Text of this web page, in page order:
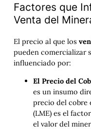
Factores que
Venta del
El precio al que los
pueden comercializar
influenciado por:
El Precio del
es un insumo
precio del cobre
(LME) es el
el valor del